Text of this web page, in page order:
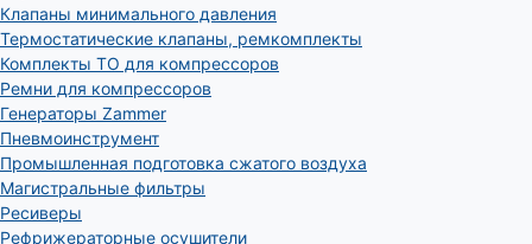
Клапаны минимального давления
Термостатические клапаны, ремкомплекты
Комплекты ТО для компрессоров
Ремни для компрессоров
Генераторы Zammer
Пневмоинструмент
Промышленная подготовка сжатого воздуха
Магистральные фильтры
Ресиверы
Рефрижераторные осушители